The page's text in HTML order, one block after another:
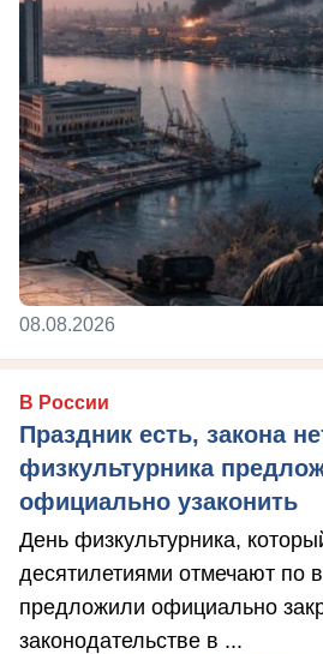
08.08.2026
В России
Праздник есть, закона
физкультурника
официально узаконить
День физкультурника,
десятилетиями отмечают по
предложили официально
законодательстве в ...